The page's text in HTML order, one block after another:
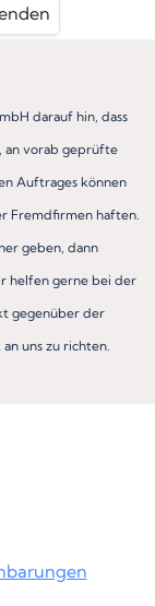
darauf hin, dass
an vorab geprüfte
Auftrages können
Fremdfirmen haften.
geben, dann
helfen gerne bei der
gegenüber der
uns zu richten.